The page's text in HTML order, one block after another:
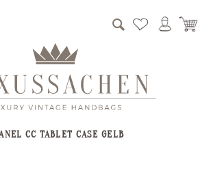
CC TABLET CASE GELB